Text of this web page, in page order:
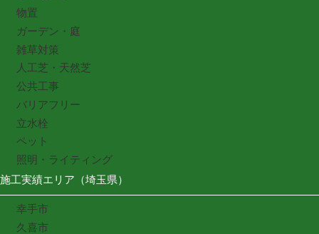
物置
ガーデン・庭
雑草対策
人工芝・天然芝
公共工事
バリアフリー
立水栓
ペット
照明・ライティング
施工実績エリア（埼玉県）
幸手市
久喜市